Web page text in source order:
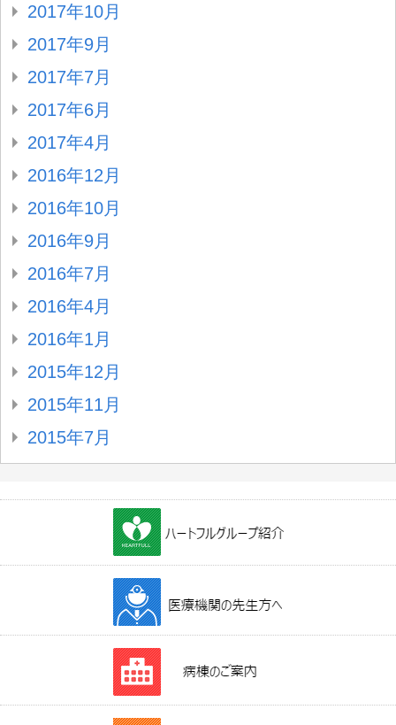
2017年10月
2017年9月
2017年7月
2017年6月
2017年4月
2016年12月
2016年10月
2016年9月
2016年7月
2016年4月
2016年1月
2015年12月
2015年11月
2015年7月